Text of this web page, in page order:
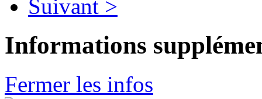
Suivant >
Informations
Fermer les infos